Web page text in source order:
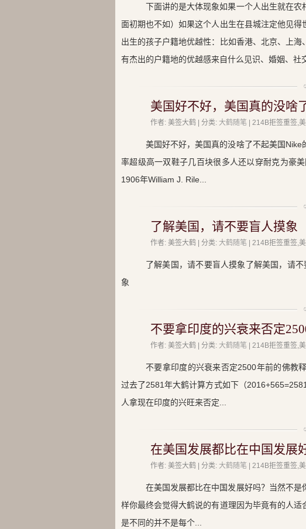
下面讲的是大体现象如果一个人出生就在
面初期也不如）如果这个人出生在县城注定他见
出生的孩子户籍地优越性：比如香港、北京、上
有杰出的户籍地的优越感来自什么见识、婚姻、社
美国好不好，美国真的没啥
作者: 美签大鹤 | 分类: 大鹤随笔 | 214B拒签重签,
美国好不好，美国真的没啥了不起美国
率超级高一双鞋子几百块很多人还以穿耐克为豪
1906年William J. Rile...
了解美国，请不要盲人摸象
作者: 美签大鹤 | 分类: 大鹤随笔 | 214B拒签重签,
了解美国，请不要盲人摸象了解美国，请
象
不要拿印度的兴衰来否定
作者: 美签大鹤 | 分类: 大鹤随笔 | 214B拒签重签,
不要拿印度的兴衰来否定2500年前的佛教
过去了2581年大鹤计算方式如下（
人拿现在印度的兴旺来否定...
在美国发展都比在中国发展
作者: 美签大鹤 | 分类: 大鹤随笔 | 214B拒签重签,
在美国发展都比在中国发展好吗？当然不
样你最终会觉得大鹤说的有道理因为毕竟有的人
是不同的并不是每个...